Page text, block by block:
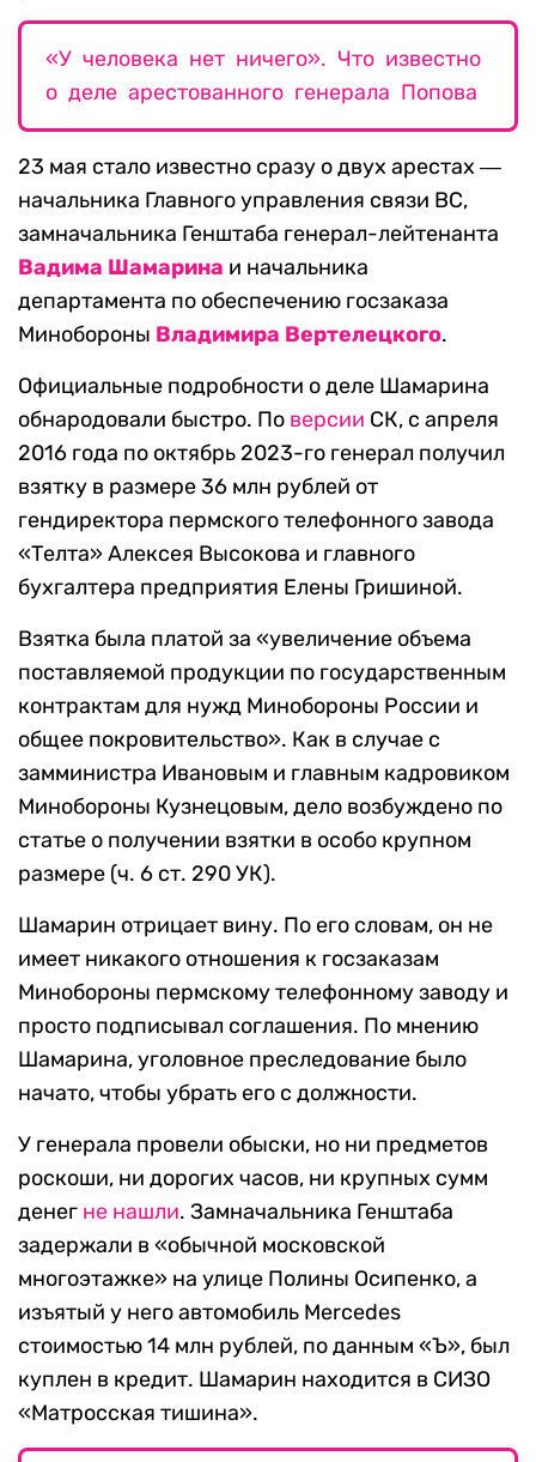
«У человека нет ничего». Что известно
о деле арестованного генерала Попова
23 мая стало известно сразу о двух арестах ―
начальника Главного управления связи ВС,
замначальника Генштаба генерал-лейтенанта
Вадима Шамарина и начальника
департамента по обеспечению госзаказа
Минобороны Владимира Вертелецкого.
Официальные подробности о деле Шамарина
обнародовали быстро. По версии СК, с апреля
2016 года по октябрь 2023-го генерал получил
взятку в размере 36 млн рублей от
гендиректора пермского телефонного завода
«Телта» Алексея Высокова и главного
бухгалтера предприятия Елены Гришиной.
Взятка была платой за «увеличение объема
поставляемой продукции по государственным
контрактам для нужд Минобороны России и
общее покровительство». Как в случае с
замминистра Ивановым и главным кадровиком
Минобороны Кузнецовым, дело возбуждено по
статье о получении взятки в особо крупном
размере (ч. 6 ст. 290 УК).
Шамарин отрицает вину. По его словам, он не
имеет никакого отношения к госзаказам
Минобороны пермскому телефонному заводу и
просто подписывал соглашения. По мнению
Шамарина, уголовное преследование было
начато, чтобы убрать его с должности.
У генерала провели обыски, но ни предметов
роскоши, ни дорогих часов, ни крупных сумм
денег не нашли. Замначальника Генштаба
задержали в «обычной московской
многоэтажке» на улице Полины Осипенко, а
изъятый у него автомобиль Mercedes
стоимостью 14 млн рублей, по данным «Ъ», был
куплен в кредит. Шамарин находится в СИЗО
«Матросская тишина».